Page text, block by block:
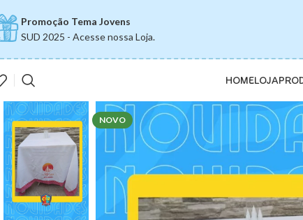
Promoção Tema Jovens
SUD 2025 - Acesse nossa Loja.
HOMELOJA
NOVO